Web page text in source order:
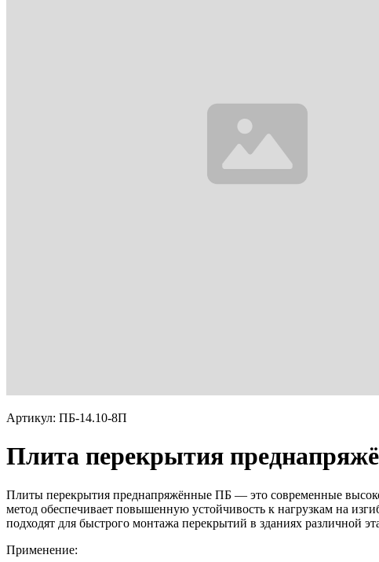
Артикул: ПБ-14.10-8П
Плита перекрытия
Плиты перекрытия преднапряжённые ПБ — это современные
метод обеспечивает повышенную устойчивость к нагрузкам на
подходят для быстрого монтажа перекрытий в зданиях различной
Применение: